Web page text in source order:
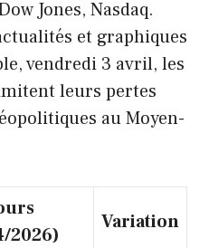
Jones, Nasdaq.
et graphiques
vendredi 3 avril, les
leurs pertes
au Moyen-
2026)
Variation